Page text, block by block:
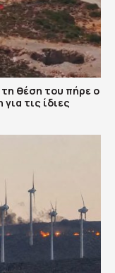
θέση του πήρε ο
τις ίδιες